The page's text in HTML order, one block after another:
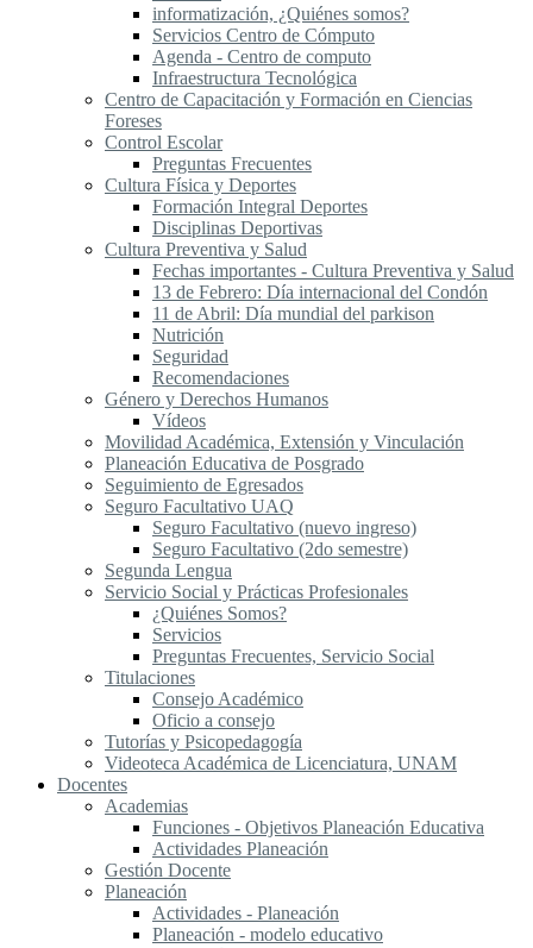
informatización, ¿Quiénes somos?
Servicios Centro de Cómputo
Agenda - Centro de computo
Infraestructura Tecnológica
Centro de Capacitación y Formación en Ciencias
Foreses
Control Escolar
Preguntas Frecuentes
Cultura Física y Deportes
Formación Integral Deportes
Disciplinas Deportivas
Cultura Preventiva y Salud
Fechas importantes - Cultura Preventiva y Salud
13 de Febrero: Día internacional del Condón
11 de Abril: Día mundial del parkison
Nutrición
Seguridad
Recomendaciones
Género y Derechos Humanos
Vídeos
Movilidad Académica, Extensión y Vinculación
Planeación Educativa de Posgrado
Seguimiento de Egresados
Seguro Facultativo UAQ
Seguro Facultativo (nuevo ingreso)
Seguro Facultativo (2do semestre)
Segunda Lengua
S​ervicio Social y Prácticas Profesionales
¿Quiénes Somos?
Servicios
Preguntas Frecuentes, Servicio Social
Titulaciones
Consejo Académico
Oficio a consejo
Tutorías y Psicopedagogía
Videoteca Académica de Licenciatura, UNAM
Docentes
Academias
Funciones - Objetivos Planeación Educativa
Actividades Planeación
Gestión Docente
Planeación
Actividades - Planeación
Planeación - modelo educativo